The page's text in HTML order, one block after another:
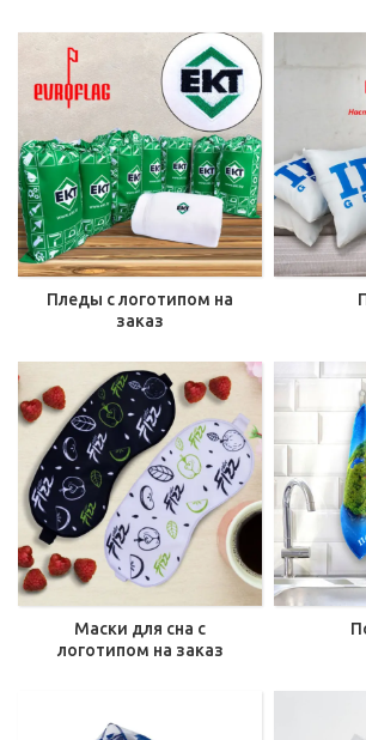
Пледы с логотипом на
заказ
Маски для сна с
логотипом на заказ